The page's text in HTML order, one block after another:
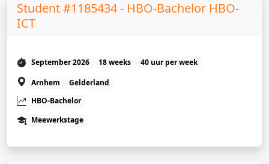
Student #1185434 - HBO-Bachelor HBO-
ICT
September 2026 18 weeks
40 uur per week
Arnhem
Gelderland
HBO-Bachelor
Meewerkstage